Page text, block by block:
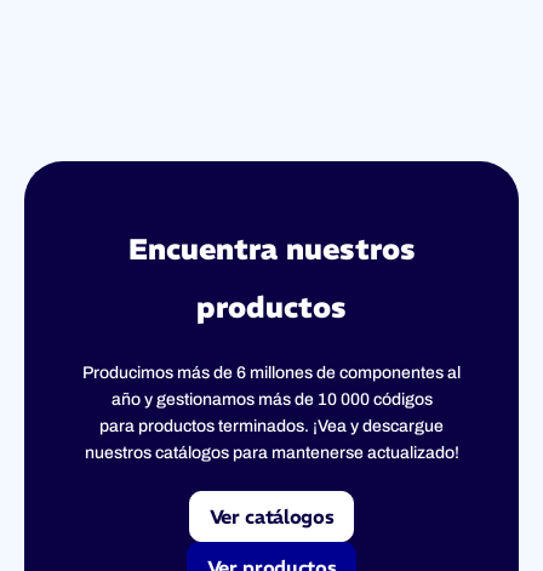
Encuentra nuestros
productos
Producimos más de 6 millones de componentes al
año y gestionamos más de 10 000 códigos
para productos terminados. ¡Vea y descargue
nuestros catálogos para mantenerse actualizado!
Ver catálogos